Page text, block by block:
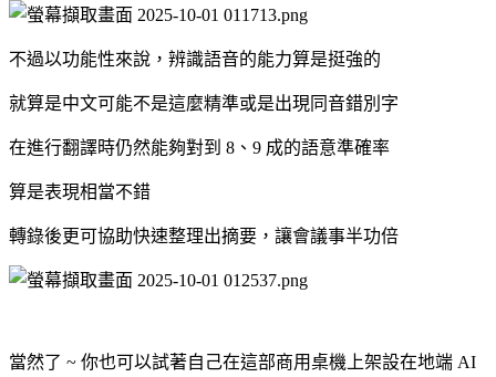
不過以功能性來說，辨識語音的能力算是挺強的
就算是中文可能不是這麼精準或是出現同音錯別字
在進行翻譯時仍然能夠對到 8、9 成的語意準確率
算是表現相當不錯
轉錄後更可協助快速整理出摘要，讓會議事半功倍
當然了 ~ 你也可以試著自己在這部商用桌機上架設在地端 AI